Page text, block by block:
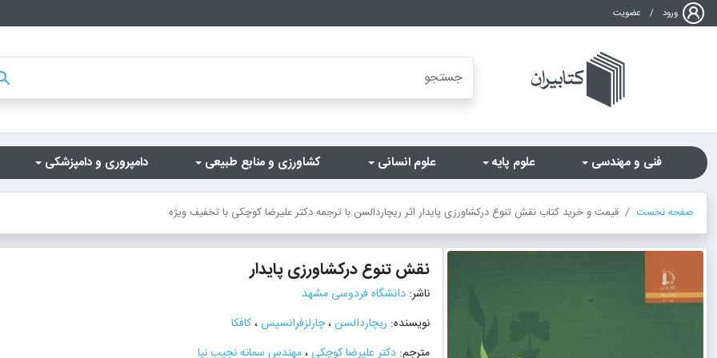
ورود / عضویت
فنی و مهندسی علوم پایه علوم انسانی کشاورزی و منابع طبیعی دامپروری و دامپزشکی
صفحه نخست قیمت و خرید کتاب نقش تنوع درکشاورزی پایدار اثر ریچاردالسن با ترجمه دکتر علیرضا کوچکی با تخفیف ویژه
نقش تنوع درکشاورزی پایدار
ناشر: دانشگاه فردوسی مشهد
نویسنده: ریچاردالسن،چارلزفرانسیس،کافکا
مترجم: دکتر علیرضا کوچکی ،مهندس سمانه نجیب نیا